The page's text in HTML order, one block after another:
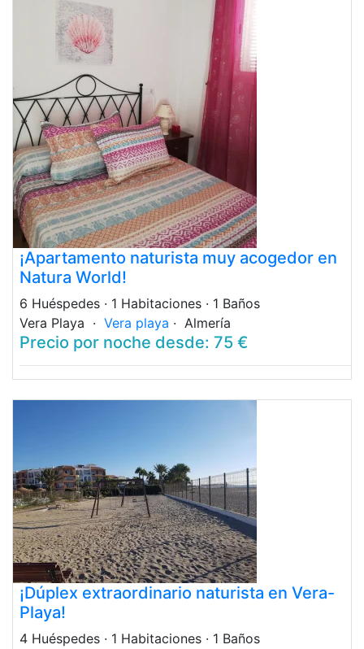
¡Apartamento naturista muy acogedor en
Natura World!
6 Huéspedes · 1 Habitaciones · 1 Baños
Vera Playa · Vera playa · Almería
Precio por noche desde: 75 €
¡Dúplex extraordinario naturista en Vera-
Playa!
4 Huéspedes · 1 Habitaciones · 1 Baños